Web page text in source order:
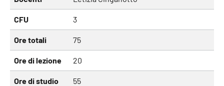
CFU 3
Ore totali 75
Ore di lezione 20
Ore di studio 55